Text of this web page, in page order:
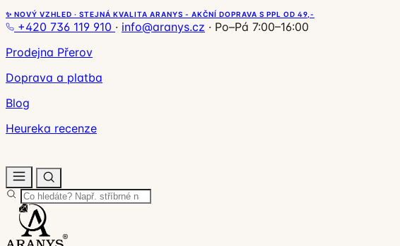
✨ NOVÝ VZHLED · STEJNÁ KVALITA ARANYS - AKČNÍ DOPRAVA S PPL OD 49,-
+420 736 119 910 · info@aranys.cz · Po–Pá 7:00–16:00
Prodejna Přerov
Doprava a platba
Blog
Heureka recenze